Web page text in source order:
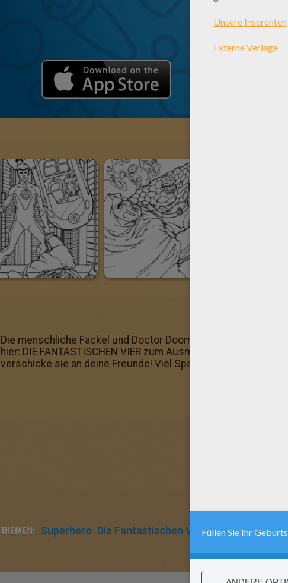
Die menschliche Fackel und Doctor Doom: male dieses super
hier: DIE FANTASTISCHEN VIER zum Ausmalen! Malbögen:
verschicke sie an deine Freunde! Viel Spass mit unseren
THEMEN: Superhero Die Fantastischen Vier Marvel Arzt